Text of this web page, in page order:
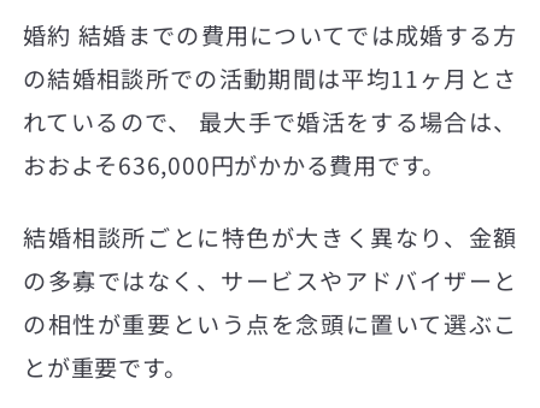
婚約 結婚までの費用についてでは成婚する方
の結婚相談所での活動期間は平均11ヶ月とさ
れているので、 最大手で婚活をする場合は、
おおよそ636,000円がかかる費用です。
結婚相談所ごとに特色が大きく異なり、金額
の多寡ではなく、サービスやアドバイザーと
の相性が重要という点を念頭に置いて選ぶこ
とが重要です。